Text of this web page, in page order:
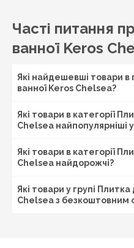
Часті питання
ванної Keros
Які найдешевші товари в
ванної Keros Chelsea?
Які товари в категорії
Chelsea найпопулярніші
Які товари в категорії
Chelsea найдорожчі?
Які товари у групі
Chelsea з безкоштовним